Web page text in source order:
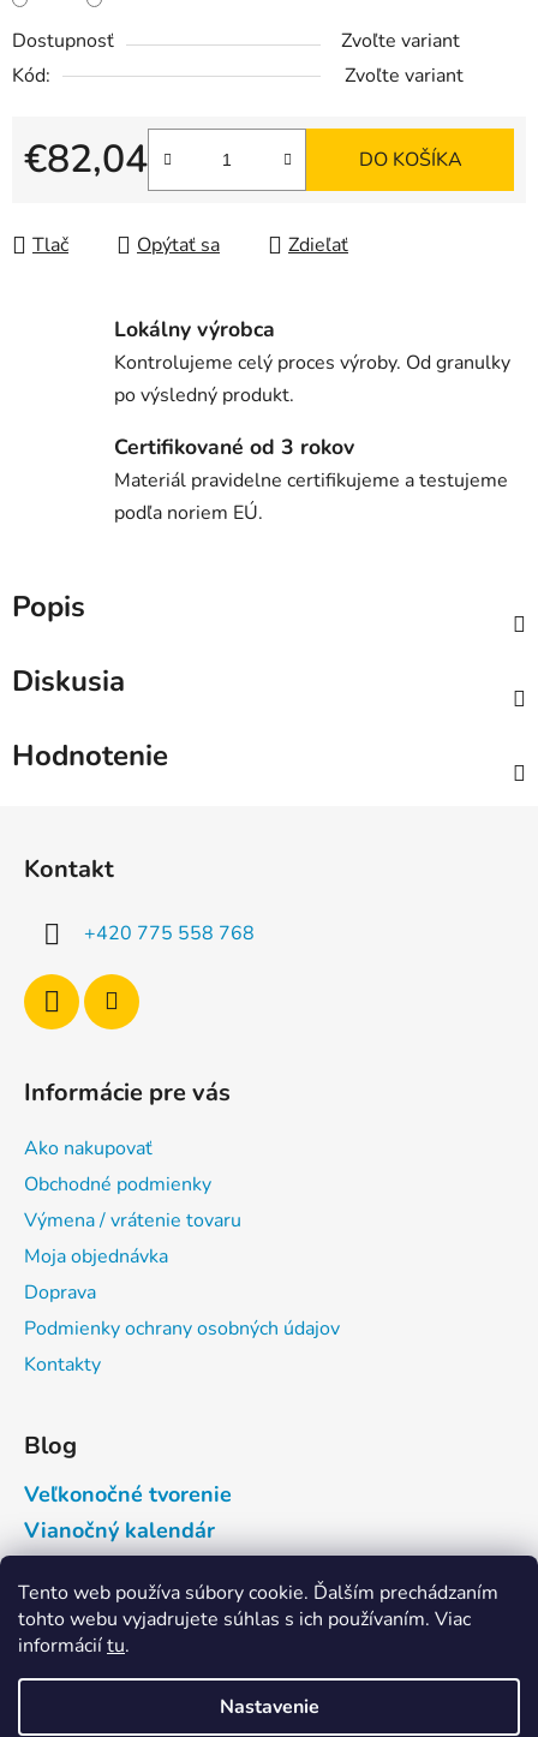
Tento web používa súbory cookie. Ďalším prechádzaním
tohto webu vyjadrujete súhlas s ich používaním. Viac
informáciítu.
Nastavenie
Dostupnosť
Zvoľte variant
Kód:
Zvoľte variant
€82,04
Jednotková cena:
DO KOŠÍKA
Tlač Opýtať sa Zdieľať
Lokálny výrobca
Kontrolujeme celý proces výroby. Od granulky
po výsledný produkt.
Certifikované od 3 rokov
Materiál pravidelne certifikujeme a testujeme
podľa noriem EÚ.
Popis
Diskusia
Hodnotenie
Kontakt
+420 775 558 768
Informácie pre vás
Ako nakupovať
Obchodné podmienky
Výmena / vrátenie tovaru
Moja objednávka
Doprava
Podmienky ochrany osobných údajov
Kontakty
Blog
Veľkonočné tvorenie
Vianočný kalendár
Prijímame online platby